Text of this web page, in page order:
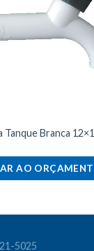
Tanque Branca 12×1
AO
5025